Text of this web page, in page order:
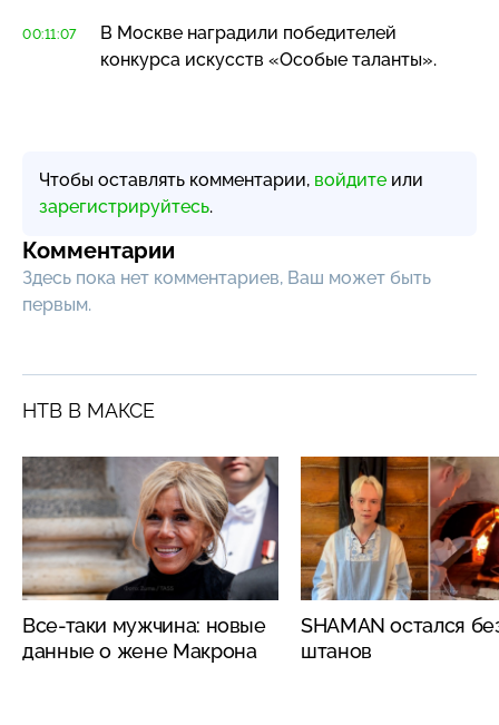
00:11:07
В Москве наградили победителей
конкурса искусств «Особые таланты».
Чтобы оставлять комментарии, войдите или
зарегистрируйтесь.
Комментарии
Здесь пока нет комментариев, Ваш может быть
первым.
НТВ В МАКСЕ
Все-таки мужчина: новые
данные о жене Макрона
SHAMAN остался
штанов